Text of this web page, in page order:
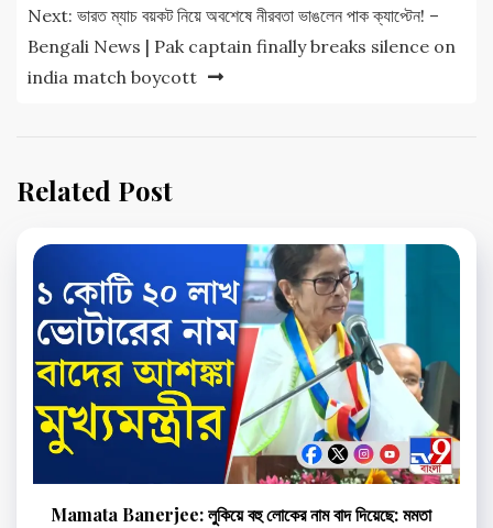
Next: ভারত ম্যাচ বয়কট নিয়ে অবশেষে নীরবতা ভাঙলেন পাক ক্যাপ্টেন! –
Bengali News | Pak captain finally breaks silence on
india match boycott
Related Post
Mamata Banerjee: লুকিয়ে বহু লোকের নাম বাদ দিয়েছে: মমতা